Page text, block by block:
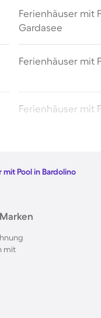
Ferienhäuser mit
Gardasee
Ferienhäuser mit
Ferienhäuser mit
Comer See
Oberstdorf
mit Pool in Bardolino
mit